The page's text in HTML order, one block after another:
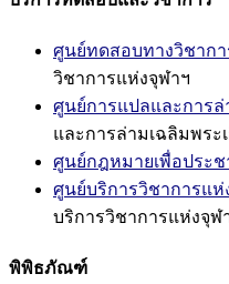
ศูนย์ทดสอบทางวิชากา
วิชาการแห่งจุฬาฯ
ศูนย์การแปลและการล่
และการล่ามเฉลิมพระ
ศูนย์กฎหมายเพื่อประ
ศูนย์บริการวิชาการแ
บริการวิชาการแห่งจุ
พิพิธภัณฑ์